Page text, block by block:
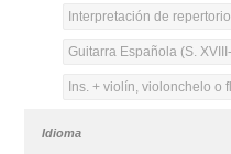
Interpretación de
Guitarra Española (S.
Ins. + violín, violonchelo o
Idioma